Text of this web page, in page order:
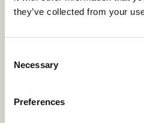
they’ve collected from your
Selection
Necessary
Preferences
79% à 96% pour les
basée sur le genre et